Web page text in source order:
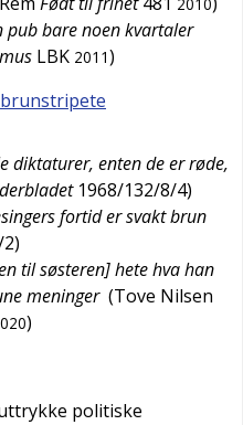
pub bare noen kvartaler
LBK 2011)
brunstripete
diktaturer, enten de er røde,
1968/132/8/4)
fortid er svakt brun
)
til søsteren] hete hva han
meninger (Tove Nilsen
)
politiske